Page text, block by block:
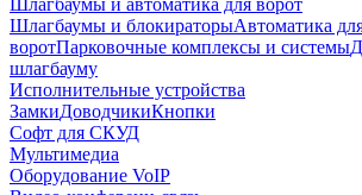
Шлагбаумы и автоматика для ворот
Шлагбаумы и блокираторыАвтоматика
воротПарковочные комплексы и системы
шлагбауму
Исполнительные устройства
ЗамкиДоводчикиКнопки
Софт для СКУД
Мультимедиа
Оборудование VoIP